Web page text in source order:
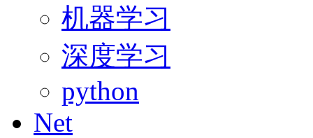
机器学习
深度学习
python
Net